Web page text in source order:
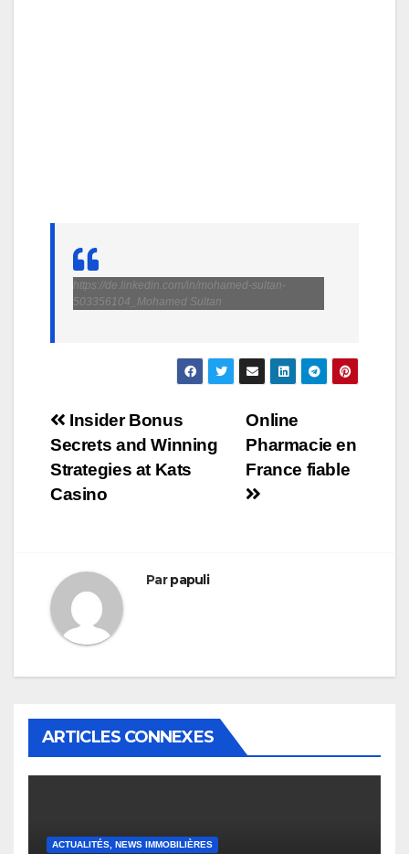
https://de.linkedin.com/in/mohamed-sultan-
503356104_Mohamed Sultan
Navigation
de
l’article
Online
Pharmacie en
France fiable
Insider Bonus
Secrets and Winning
Strategies at Kats
Casino
Parpapuli
ARTICLES CONNEXES
ACTUALITÉS, NEWS IMMOBILIÈRES